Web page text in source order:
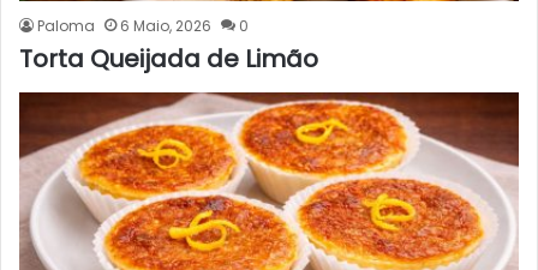
Paloma 6 Maio, 2026 0
Torta Queijada de Limão